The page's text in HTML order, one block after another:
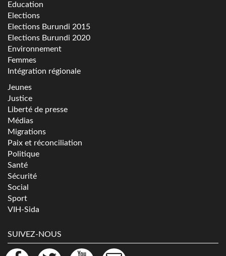
Education
Elections
Elections Burundi 2015
Elections Burundi 2020
Environnement
Femmes
Intégration régionale
Jeunes
Justice
Liberté de presse
Médias
Migrations
Paix et réconciliation
Politique
Santé
Sécurité
Social
Sport
VIH-Sida
SUIVEZ-NOUS